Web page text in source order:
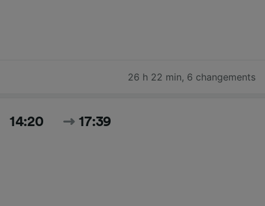
26 h 22 min, 6 changements
14:20 17:39